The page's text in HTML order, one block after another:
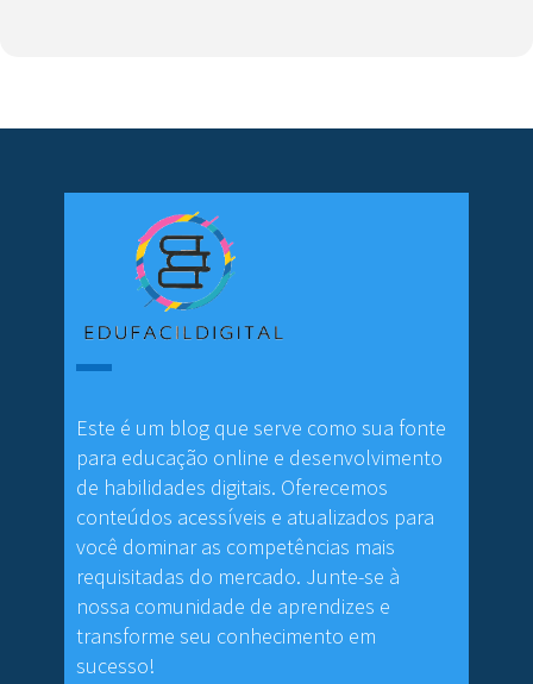
Este é um blog que serve como sua fonte
para educação online e desenvolvimento
de habilidades digitais. Oferecemos
conteúdos acessíveis e atualizados para
você dominar as competências mais
requisitadas do mercado. Junte-se à
nossa comunidade de aprendizes e
transforme seu conhecimento em
sucesso!